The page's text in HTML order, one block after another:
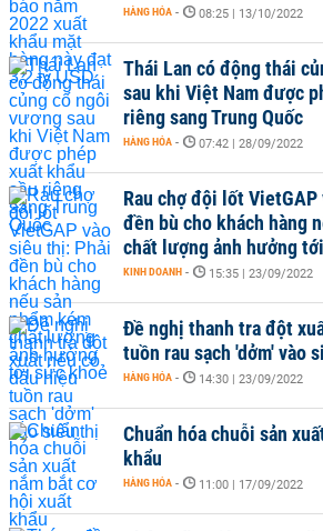
HÀNG HÓA - 08:25 | 13/10/2022
Thái Lan có động thái
sau khi Việt Nam được
riêng sang Trung Quốc
HÀNG HÓA - 07:42 | 28/09/2022
Rau chợ đội lốt
đền bù cho khách hàng
chất lượng ảnh hưởng
KINH DOANH - 15:35 | 23/09/2022
Đề nghị thanh tra đột
tuồn rau sạch 'dởm' vào
HÀNG HÓA - 14:30 | 23/09/2022
Chuẩn hóa chuỗi sản
khẩu
HÀNG HÓA - 11:00 | 17/09/2022